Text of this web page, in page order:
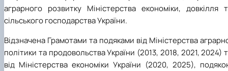
аграрного розвитку Міністерства економіки, довкілля
сільського господарства України.
Відзначена Грамотами та подяками від Міністерства
політики та продовольства України (2013, 2018, 2021, 2024)
від Міністерства економіки України (2020, 2025),